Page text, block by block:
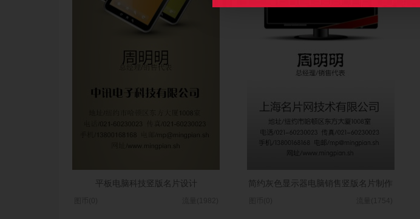
平板电脑科技竖版名片设计 简约灰色显示器电脑销售竖版名片制作